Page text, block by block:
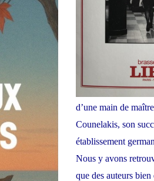
d’une main de
Counelakis, son
établissement
Nous y avons
que des auteurs